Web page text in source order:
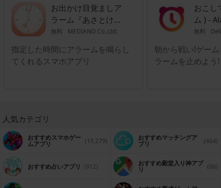
お出かけ目覚ましア
ラーム『あさとけ
い』
無料 MEDIANO Co.,Ltd.
指定した時間にアラームを鳴らし
てくれるスマホアプリ
おこし
ム ) -
無料
朝から戦い!ゲー
ラームを止めよう!
人気カテゴリ
おすすめスマホゲー
ムアプリ (19,279) おすすめマッチングア
プリ (464)
おすすめ占いアプリ (912) おすすめ殿堂入り神アプ
リ (86)